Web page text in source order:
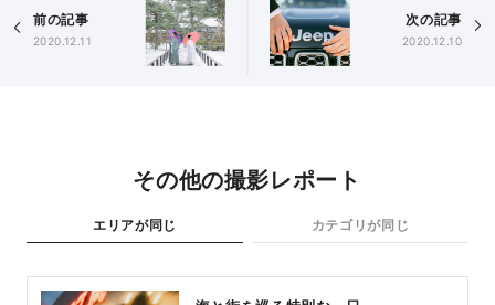
前の記事
2020.12.11
次の記事
2020.12.10
その他の撮影レポート
エリアが同じ カテゴリが同じ